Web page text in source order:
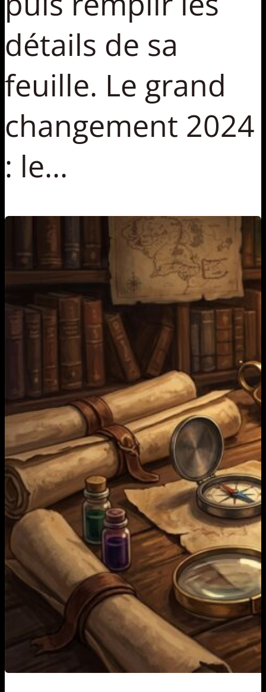
détails de sa
feuille. Le grand
changement 2024
: le...